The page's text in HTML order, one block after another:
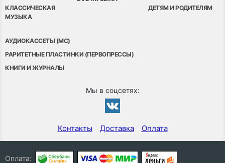
КЛАССИЧЕСКАЯ
МУЗЫКА
ДЕТЯМ И РОДИТЕЛЯМ
АУДИОКАССЕТЫ (MC)
РАРИТЕТНЫЕ ПЛАСТИНКИ (ПЕРВОПРЕССЫ)
КНИГИ И ЖУРНАЛЫ
Мы в соцсетях:
Контакты Доставка Оплата
Оплата: